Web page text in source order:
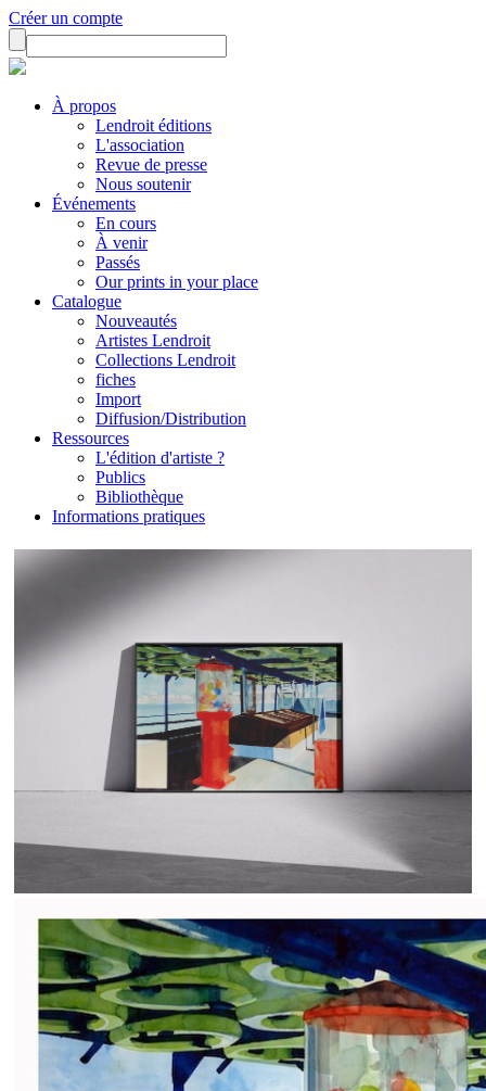
Créer un compte
À propos
Lendroit éditions
L'association
Revue de presse
Nous soutenir
Événements
En cours
À venir
Passés
Our prints in your place
Catalogue
Nouveautés
Artistes Lendroit
Collections Lendroit
fiches
Import
Diffusion/Distribution
Ressources
L'édition d'artiste ?
Publics
Bibliothèque
Informations pratiques